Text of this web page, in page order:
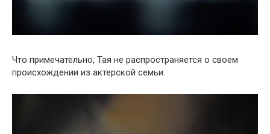
Что примечательно, Тая не распространяется о своем
происхождении из актерской семьи.